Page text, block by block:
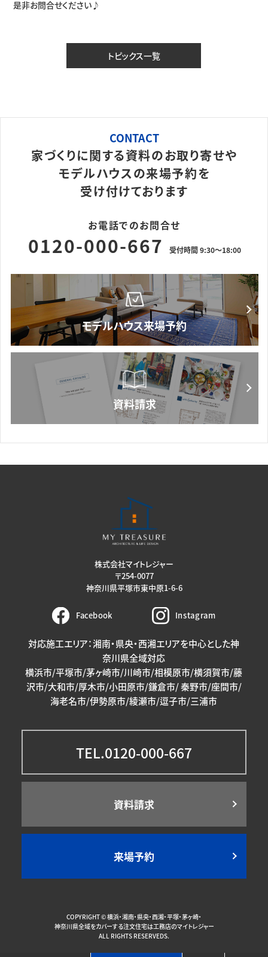
是非お問合せください♪
トピックス一覧
CONTACT
家づくりに関する資料のお取り寄せや
モデルハウスの来場予約を
受け付けております
お電話でのお問合せ
0120-000-667 受付時間 9:30～18:00
株式会社マイトレジャー
〒254-0077
神奈川県平塚市東中原1-6-6
Facebook Instagram
対応施工エリア：湘南・県央・西湘エリアを中心とした神
奈川県全域対応
横浜市/平塚市/茅ヶ崎市/川崎市/相模原市/横須賀市/藤
沢市/大和市/厚木市/小田原市/鎌倉市/ 秦野市/座間市/
海老名市/伊勢原市/綾瀬市/逗子市/三浦市
TEL.0120-000-667
資料請求
来場予約
COPYRIGHT ©横浜・湘南・県央・西湘・平塚・茅ヶ崎・
神奈川県全域をカバーする注文住宅は工務店のマイトレジャー
ALL RIGHTS RESERVEDS.